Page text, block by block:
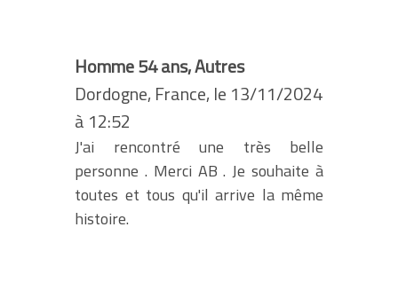
Homme 54 ans, Autres
Dordogne, France, le 13/11/2024
à 12:52
J'ai rencontré une très belle
personne . Merci AB . Je souhaite à
toutes et tous qu'il arrive la même
histoire.